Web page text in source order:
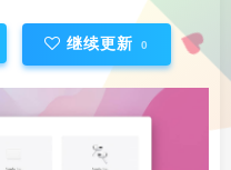
继续更新 0